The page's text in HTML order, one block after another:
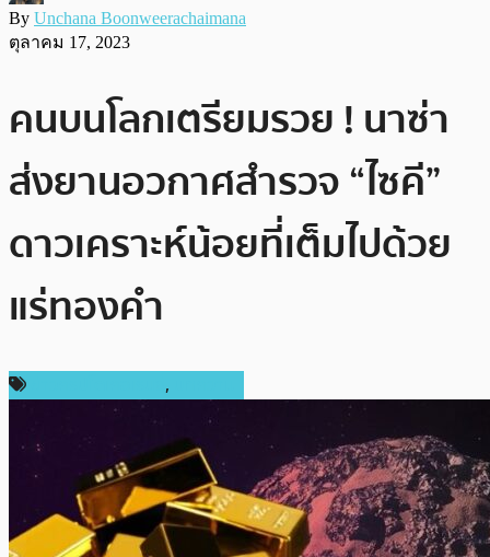
By Unchana Boonweerachaimana
ตุลาคม 17, 2023
คนบนโลกเตรียมรวย ! นาซ่า
ส่งยานอวกาศสำรวจ “ไซคี”
ดาวเคราะห์น้อยที่เต็มไปด้วย
แร่ทองคำ
,